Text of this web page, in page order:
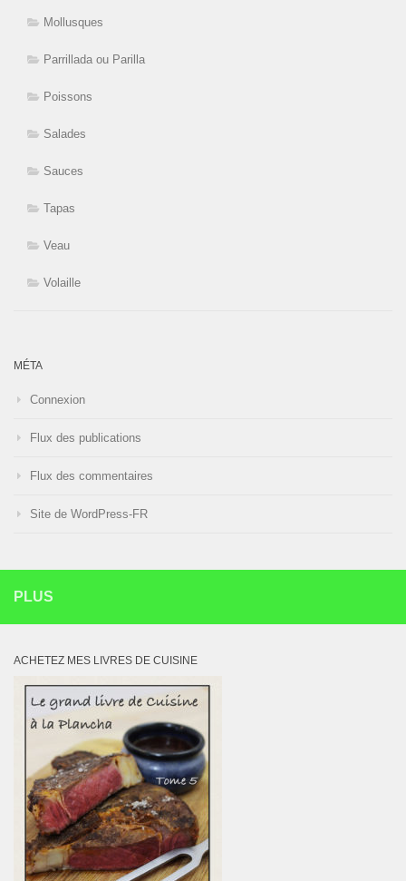
Mollusques
Parrillada ou Parilla
Poissons
Salades
Sauces
Tapas
Veau
Volaille
MÉTA
Connexion
Flux des publications
Flux des commentaires
Site de WordPress-FR
PLUS
ACHETEZ MES LIVRES DE CUISINE